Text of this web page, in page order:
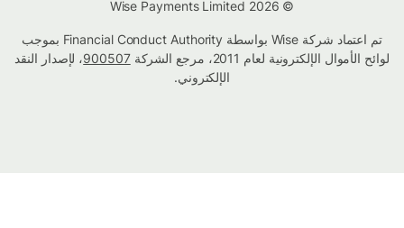
تم اعتماد شركة Wise بواسطة Financial Conduct Authority بموجب
لوائح الأموال الإلكترونية لعام 2011، مرجع الشركة
900507، لإصدار النقد
الإلكتروني.